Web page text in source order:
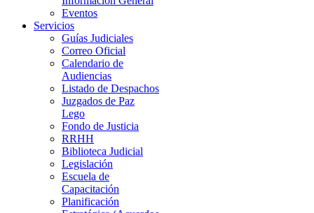
Eventos
Servicios
Guías Judiciales
Correo Oficial
Calendario de
Audiencias
Listado de Despachos
Juzgados de Paz
Lego
Fondo de Justicia
RRHH
Biblioteca Judicial
Legislación
Escuela de
Capacitación
Planificación